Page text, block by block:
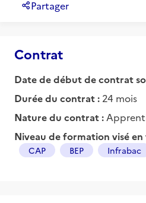
Partager
Contrat
Date de début de contrat
Durée du contrat : 24 mois
Nature du contrat :
Niveau de formation visé
CAP BEP Infrabac